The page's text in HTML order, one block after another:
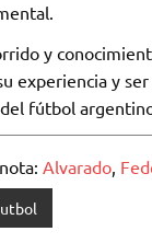
y
experiencia y
fútbol
Alvarado,